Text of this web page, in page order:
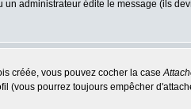
administrateur édite le message (ils
créée, vous pouvez cocher la case
pourrez toujours empêcher